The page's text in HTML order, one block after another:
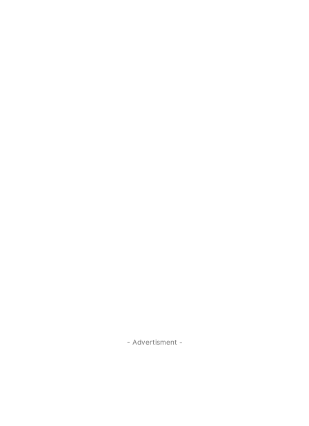
- Advertisment -